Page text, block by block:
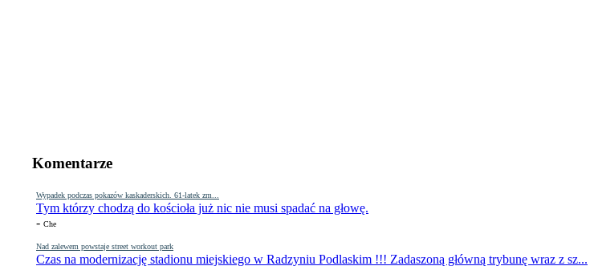
Komentarze
Wypadek podczas pokazów kaskaderskich. 61-latek zm...
Tym którzy chodzą do kościoła już nic nie musi spadać na głowę.
- Che
Nad zalewem powstaje street workout park
Czas na modernizację stadionu miejskiego w Radzyniu Podlaskim !!! Zadaszoną główną trybunę wraz z sz...